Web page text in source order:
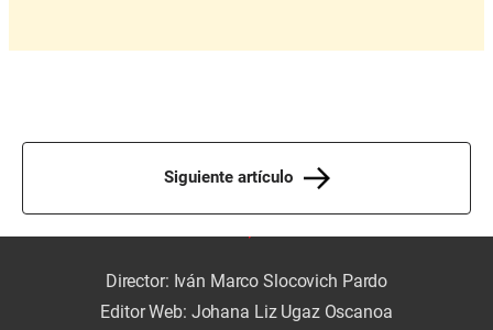
Siguiente artículo
Director: Iván Marco Slocovich Pardo
Editor Web: Johana Liz Ugaz Oscanoa